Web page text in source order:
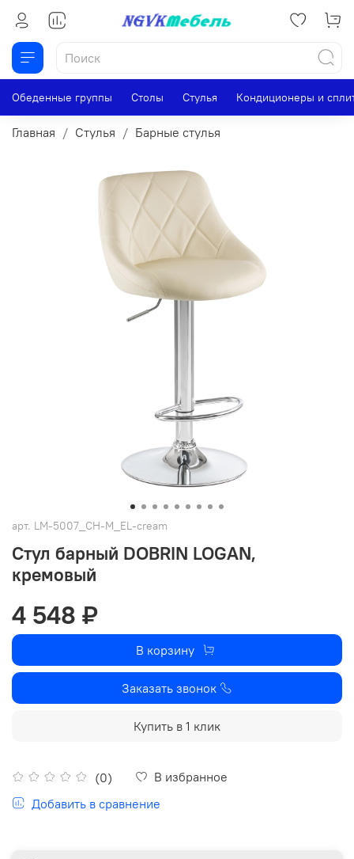
Обеденные группы Столы Стулья Кондиционеры и
Главная Стулья Барные стулья
арт. LM-5007_CH-M_EL-cream
Стул барный DOBRIN LOGAN,
кремовый
(0)
В избранное
Добавить в сравнение
4 548 ₽
В корзину
Заказать звонок
Купить в 1 клик